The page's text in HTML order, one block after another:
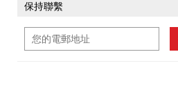
保持聯繫